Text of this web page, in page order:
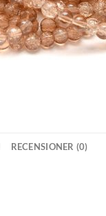
RECENSIONER (0)